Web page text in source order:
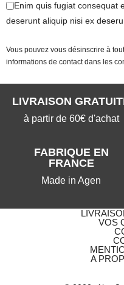
Enim quis fugiat consequat
deserunt aliquip nisi ex
Vous pouvez vous désinscrire à
informations de contact dans les
LIVRAISON
à partir de 60€ d'achat
FABRIQUE EN
FRANCE
Made in Agen
VOS
A